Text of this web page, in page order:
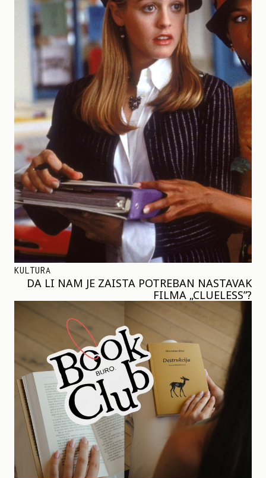
KULTURA
DA LI NAM JE ZAISTA POTREBAN NASTAVAK
FILMA „CLUELESS”?